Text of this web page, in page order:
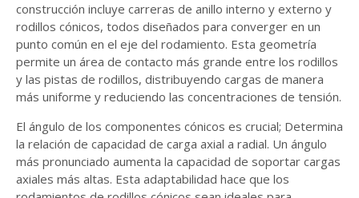
construcción incluye carreras de anillo interno y externo y
rodillos cónicos, todos diseñados para converger en un
punto común en el eje del rodamiento. Esta geometría
permite un área de contacto más grande entre los rodillos
y las pistas de rodillos, distribuyendo cargas de manera
más uniforme y reduciendo las concentraciones de tensión.
El ángulo de los componentes cónicos es crucial; Determina
la relación de capacidad de carga axial a radial. Un ángulo
más pronunciado aumenta la capacidad de soportar cargas
axiales más altas. Esta adaptabilidad hace que los